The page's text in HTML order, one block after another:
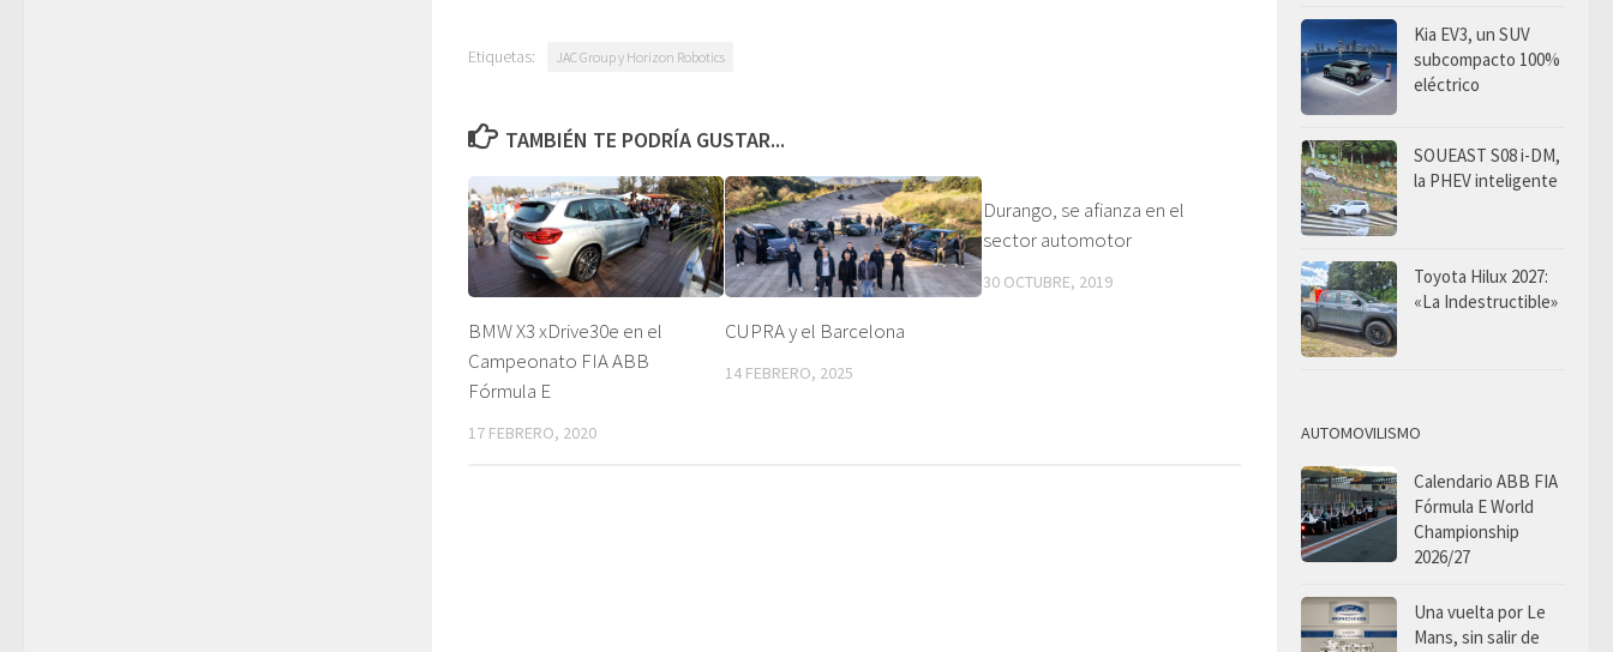
Etiquetas: JAC Group y Horizon Robotics
TAMBIÉN TE PODRÍA GUSTAR...
BMW X3 xDrive30e en el
Campeonato FIA ABB
Fórmula E
17 FEBRERO, 2020
CUPRA y el Barcelona
14 FEBRERO, 2025
Durango, se afianza en el
sector automotor
30 OCTUBRE, 2019
Kia EV3, un SUV
subcompacto 100%
eléctrico
SOUEAST S08 i-DM,
la PHEV inteligente
Toyota Hilux 2027:
«La Indestructible»
AUTOMOVILISMO
Calendario ABB FIA
Fórmula E World
Championship
2026/27
Una vuelta por Le
Mans, sin salir de